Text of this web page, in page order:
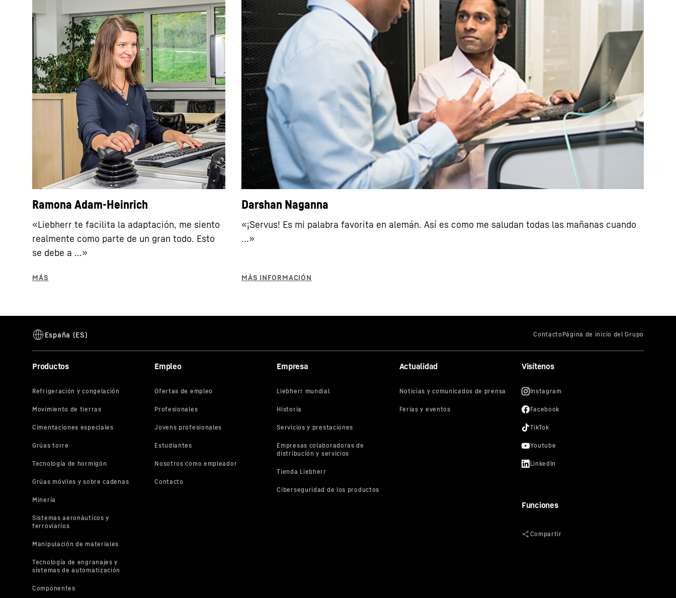
Ramona Adam-Heinrich
«Liebherr te facilita la adaptación, me siento
realmente como parte de un gran todo. Esto
se debe a ...»
Darshan Naganna
«¡Servus! Es mi palabra favorita en alemán. Así es como me saludan todas las mañanas cuando
...»
Productos Empleo Empresa Actualidad Visítenos
Funciones